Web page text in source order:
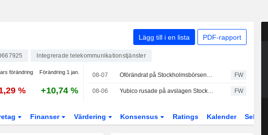
Lägg till i en lista PDF-rapport
Integrerade telekommunikationstjänster
förändring Förändring 1 jan.
% +10,74 %
08-07 Oförändrat på Stockholmsbörsen - Lundin Gold stiger på rapporten FW
08-06 Yubico rusade på avslagen Stockholmsbörs, OMXS30-index oförändrat FW
Finanser Värdering Konsensus Ratings Kalender Sektor